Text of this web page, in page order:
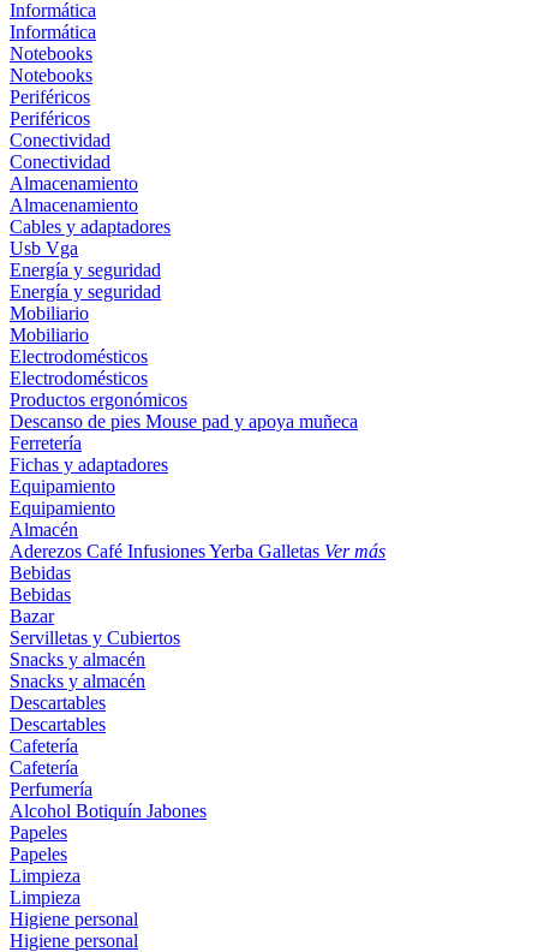
Informática
Informática
Notebooks
Notebooks
Periféricos
Periféricos
Conectividad
Conectividad
Almacenamiento
Almacenamiento
Cables y adaptadores
Usb Vga
Energía y seguridad
Energía y seguridad
Mobiliario
Mobiliario
Electrodomésticos
Electrodomésticos
Productos ergonómicos
Descanso de pies Mouse pad y apoya muñeca
Ferretería
Fichas y adaptadores
Equipamiento
Equipamiento
Almacén
Aderezos Café InfusionesYerba Galletas Ver más
Bebidas
Bebidas
Bazar
Servilletas y Cubiertos
Snacks y almacén
Snacks y almacén
Descartables
Descartables
Cafetería
Cafetería
Perfumería
Alcohol Botiquín Jabones
Papeles
Papeles
Limpieza
Limpieza
Higiene personal
Higiene personal